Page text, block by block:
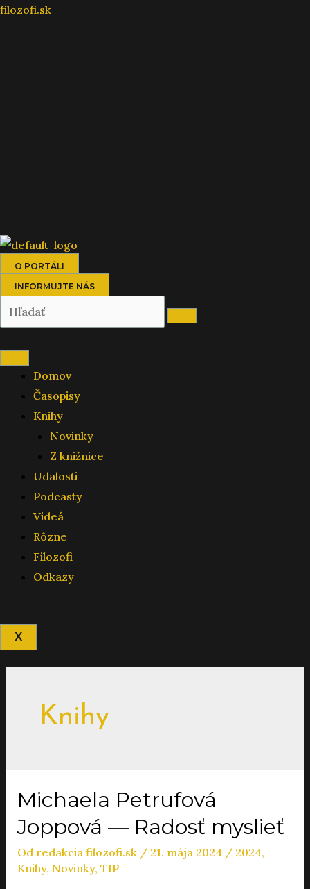
Preskočiť
filozofi.sk
O PORTÁLI
INFORMUJTE NÁS
Domov
Časopisy
Knihy
Novinky
Z knižnice
Udalosti
Podcasty
Videá
Rôzne
Filozofi
Odkazy
X
Knihy
Michaela Petrufová
Joppová — Radosť myslieť
Od redakcia filozofi.sk / 21. mája 2024 / 2024,
Knihy, Novinky, TIP